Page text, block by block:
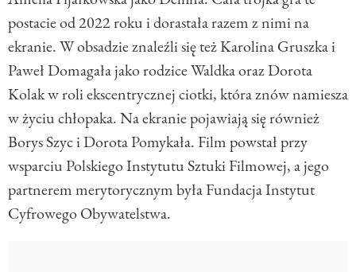
postacie od 2022 roku i dorastała razem z nimi na
ekranie. W obsadzie znaleźli się też Karolina Gruszka i
Paweł Domagała jako rodzice Waldka oraz Dorota
Kolak w roli ekscentrycznej ciotki, która znów namiesza
w życiu chłopaka. Na ekranie pojawiają się również
Borys Szyc i Dorota Pomykała. Film powstał przy
wsparciu Polskiego Instytutu Sztuki Filmowej, a jego
partnerem merytorycznym była Fundacja Instytut
Cyfrowego Obywatelstwa.